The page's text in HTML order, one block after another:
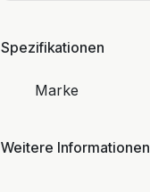
Spezifikationen
Marke
Weitere Informationen